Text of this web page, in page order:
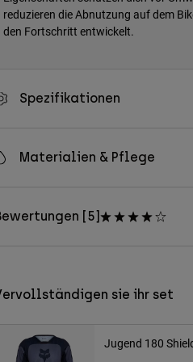
reduzieren die Abnutzung auf dem
den Fortschritt entwickelt.
Spezifikationen
Materialien & Pflege
[5]
sie ihr set
Jugend 180